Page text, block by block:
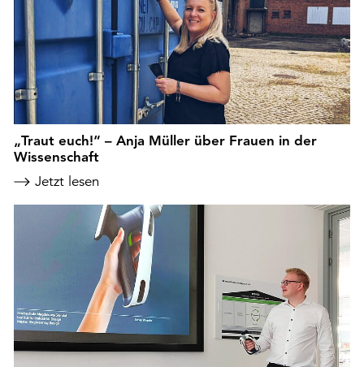
„Traut euch!“ – Anja Müller über Frauen in der
Wissenschaft
Jetzt lesen